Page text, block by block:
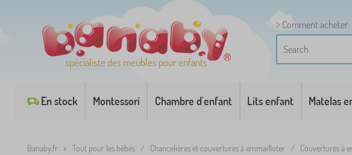
spécialiste des meubles pour enfants
Comment acheter
En stock Montessori Chambre d'enfant Lits enfant Matelas
Banaby.fr » Tout pour les bébés / Chancelières et couvertures à emmailloter / Couvertures à